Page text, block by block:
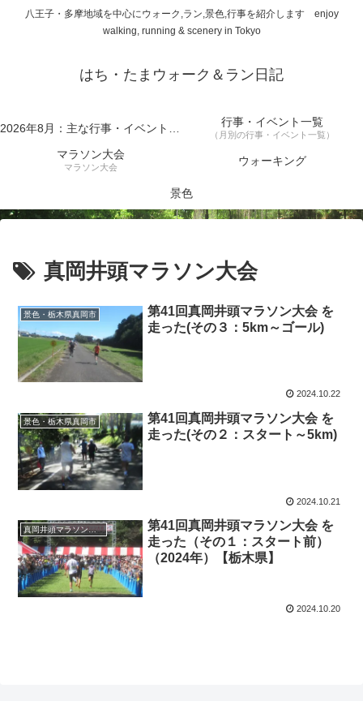
八王子・多摩地域を中心にウォーク,ラン,景色,行事を紹介します enjoy
walking, running & scenery in Tokyo
はち・たまウォーク＆ラン日記
2026年8月：主な行事・イベント一覧 行事・イベント一覧
（月別の行事・イベント一覧）
マラソン大会
マラソン大会 ウォーキング
景色
真岡井頭マラソン大会
景色・栃木県真岡市
第41回真岡井頭マラソン大会 を
走った(その３：5km～ゴール)
2024.10.22
景色・栃木県真岡市
第41回真岡井頭マラソン大会 を
走った(その２：スタート～5km)
2024.10.21
真岡井頭マラソン大会
第41回真岡井頭マラソン大会 を
走った（その１：スタート前）
（2024年）【栃木県】
2024.10.20